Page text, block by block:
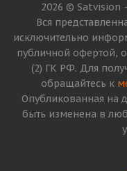
2026 © Satvision
Вся
исключительно
публичной офертой,
(2) ГК РФ. Для
обращайтесь к
Опубликованная на
быть изменена в